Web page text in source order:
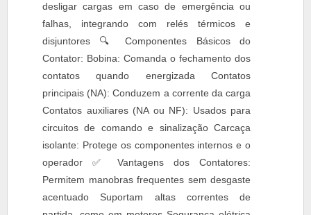
desligar cargas em caso de emergência ou
falhas, integrando com relés térmicos e
disjuntores 🔍 Componentes Básicos do
Contator: Bobina: Comanda o fechamento dos
contatos quando energizada Contatos
principais (NA): Conduzem a corrente da carga
Contatos auxiliares (NA ou NF): Usados para
circuitos de comando e sinalização Carcaça
isolante: Protege os componentes internos e o
operador ✅ Vantagens dos Contatores:
Permitem manobras frequentes sem desgaste
acentuado Suportam altas correntes de